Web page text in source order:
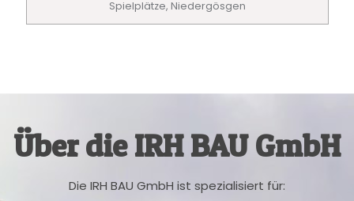
Spielplätze, Niedergösgen
Über die IRH BAU GmbH
Die IRH BAU GmbH ist spezialisiert für: